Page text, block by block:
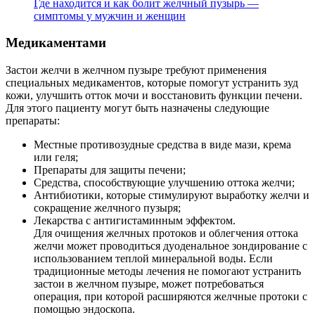
Где находится и как болит желчный пузырь —
симптомы у мужчин и женщин
Медикаментами
Застои желчи в желчном пузыре требуют применения
специальных медикаментов, которые помогут устранить зуд
кожи, улучшить отток мочи и восстановить функции печени.
Для этого пациенту могут быть назначены следующие
препараты:
Местные противозудные средства в виде мази, крема
или геля;
Препараты для защиты печени;
Средства, способствующие улучшению оттока желчи;
Антибиотики, которые стимулируют выработку желчи и
сокращение желчного пузыря;
Лекарства с антигистаминным эффектом.
Для очищения желчных протоков и облегчения оттока
желчи может проводиться дуоденальное зондирование с
использованием теплой минеральной воды. Если
традиционные методы лечения не помогают устранить
застои в желчном пузыре, может потребоваться
операция, при которой расширяются желчные протоки с
помощью эндоскопа.